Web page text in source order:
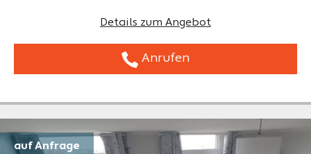
Details zum Angebot
Anrufen
auf Anfrage